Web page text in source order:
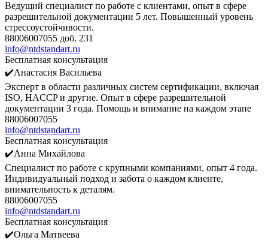
Ведущий специалист по работе с клиентами, опыт в сфере
разрешительной документации 5 лет. Повышенный уровень
стрессоустойчивости.
88006007055 доб. 231
info@ntdstandart.ru
Бесплатная консультация
✔️Анастасия Васильева
Эксперт в области различных систем сертификации, включая
ISO, HACCP и другие. Опыт в сфере разрешительной
документации 3 года. Помощь и внимание на каждом этапе
88006007055
info@ntdstandart.ru
Бесплатная консультация
✔️Анна Михайлова
Специалист по работе с крупными компаниями, опыт 4 года.
Индивидуальный подход и забота о каждом клиенте,
внимательность к деталям.
88006007055
info@ntdstandart.ru
Бесплатная консультация
✔️Ольга Матвеева